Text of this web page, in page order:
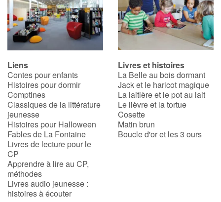
Liens
Contes pour enfants
Histoires pour dormir
Comptines
Classiques de la littérature
jeunesse
Histoires pour Halloween
Fables de La Fontaine
Livres de lecture pour le
CP
Apprendre à lire au CP,
méthodes
Livres audio jeunesse :
histoires à écouter
Livres et histoires
La Belle au bois dormant
Jack et le haricot magique
La laitière et le pot au lait
Le lièvre et la tortue
Cosette
Matin brun
Boucle d'or et les 3 ours